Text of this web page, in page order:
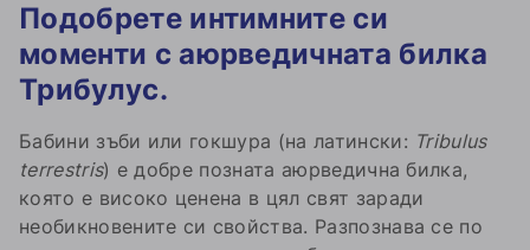
Подобрете интимните си
моменти с аюрведичната билка
Трибулус.
Бабини зъби или гокшура (на латински: Tribulus
terrestris) е добре позната аюрведична билка,
която е високо ценена в цял свят заради
необикновените си свойства. Разпознава се по